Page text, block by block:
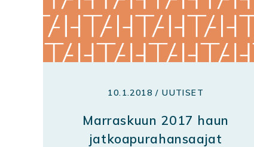
10.1.2018 / UUTISET
Marraskuun 2017 haun
jatkoapurahansaajat